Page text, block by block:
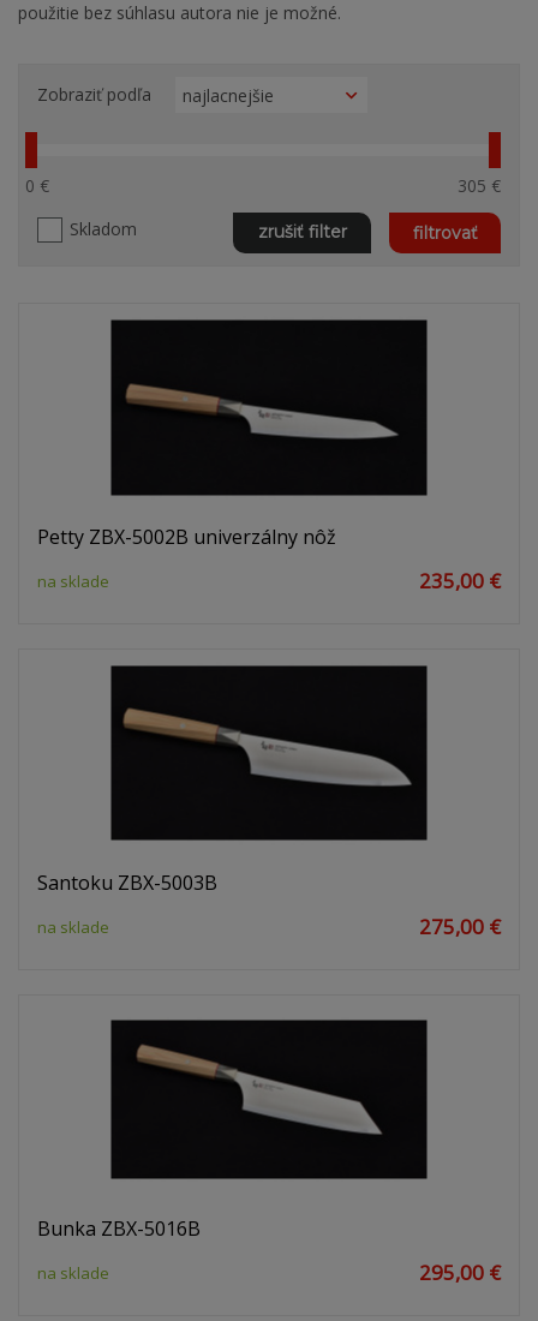
použitie bez súhlasu autora nie je možné.
0 €
305 €
Skladom
filtrovať
zrušiť filter
Zobraziť podľa
Petty ZBX-5002B univerzálny nôž
na sklade 235,00 €
Santoku ZBX-5003B
na sklade 275,00 €
Bunka ZBX-5016B
na sklade 295,00 €